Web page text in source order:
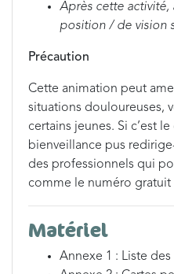
Après cette activité,
position / de vision
Précaution
Cette animation peut
situations douloureuses,
certains jeunes. Si c’est
bienveillance pus
des professionnels qui
comme le numéro gratuit
Matériel
Annexe 1 : Liste